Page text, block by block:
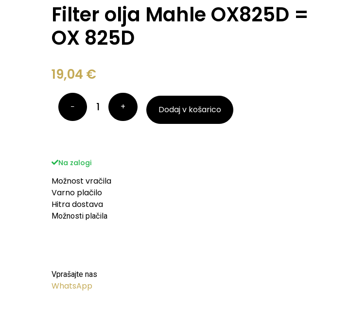
Filter olja Mahle OX825D =
OX 825D
19,04 €
− + Dodaj v košarico
Na zalogi
Možnost vračila
Varno plačilo
Hitra dostava
Možnosti plačila
Vprašajte nas
WhatsApp